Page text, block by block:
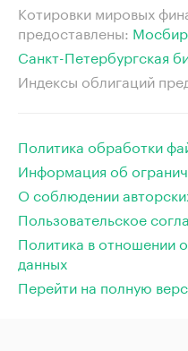
Котировки мировых
предоставлены:
Санкт-Петербургская
Индексы облигаций
Политика обработки
Информация об
О соблюдении
Пользовательское
Политика в отношении
данных
Перейти на полную